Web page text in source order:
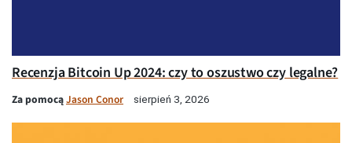
Recenzja Bitcoin Up 2024: czy to oszustwo czy legalne?
Za pomocąJason Conor sierpień 3, 2026